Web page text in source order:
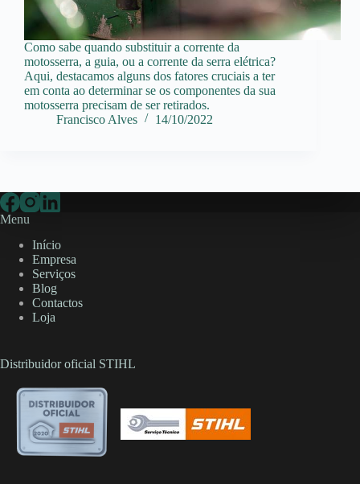
Como sabe quando substituir a corrente da
motosserra, a guia, ou a corrente da serra elétrica?
Aqui, destacamos alguns dos fatores cruciais a ter
em conta ao determinar se os componentes da sua
motosserra precisam de ser retirados.
Francisco Alves
14/10/2022
Menu
Início
Empresa
Serviços
Blog
Contactos
Loja
Distribuidor oficial STIHL